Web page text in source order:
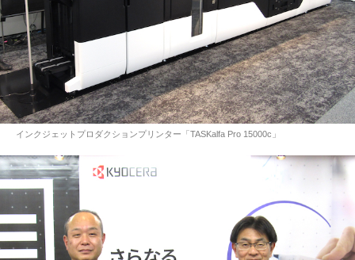
インクジェットプロダクションプリンター「TASKalfa Pro 15000c」